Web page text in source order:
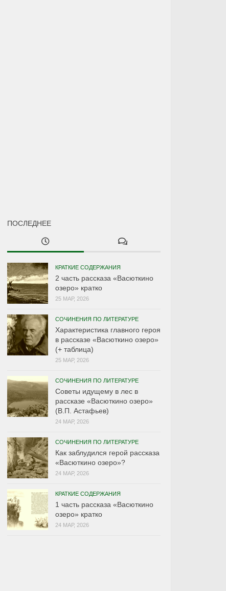
ПОСЛЕДНЕЕ
КРАТКИЕ СОДЕРЖАНИЯ
2 часть рассказа «Васюткино
озеро» кратко
25 МАР, 2026
СОЧИНЕНИЯ ПО ЛИТЕРАТУРЕ
Характеристика главного героя
в рассказе «Васюткино озеро»
(+ таблица)
25 МАР, 2026
СОЧИНЕНИЯ ПО ЛИТЕРАТУРЕ
Советы идущему в лес в
рассказе «Васюткино озеро»
(В.П. Астафьев)
24 МАР, 2026
СОЧИНЕНИЯ ПО ЛИТЕРАТУРЕ
Как заблудился герой рассказа
«Васюткино озеро»?
24 МАР, 2026
КРАТКИЕ СОДЕРЖАНИЯ
1 часть рассказа «Васюткино
озеро» кратко
24 МАР, 2026